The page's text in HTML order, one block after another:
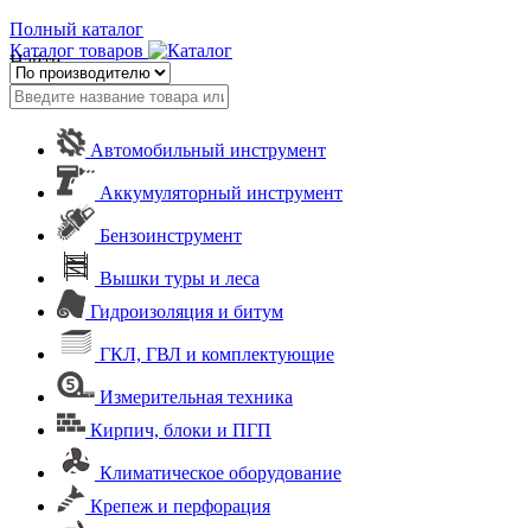
Полный каталог
Каталог товаров
Найти
Автомобильный инструмент
Аккумуляторный инструмент
Бензоинструмент
Вышки туры и леса
Гидроизоляция и битум
ГКЛ, ГВЛ и комплектующие
Измерительная техника
Кирпич, блоки и ПГП
Климатическое оборудование
Крепеж и перфорация